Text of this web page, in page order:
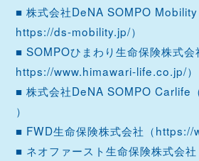
■ 株式会社DeNA SOMPO Mobility
https://ds-mobility.jp/）
■ SOMPOひまわり生命保険株式会
https://www.himawari-life.co.jp/）
■ 株式会社DeNA SOMPO Carlife
）
■ FWD生命保険株式会社（https://
■ ネオファースト生命保険株式会社